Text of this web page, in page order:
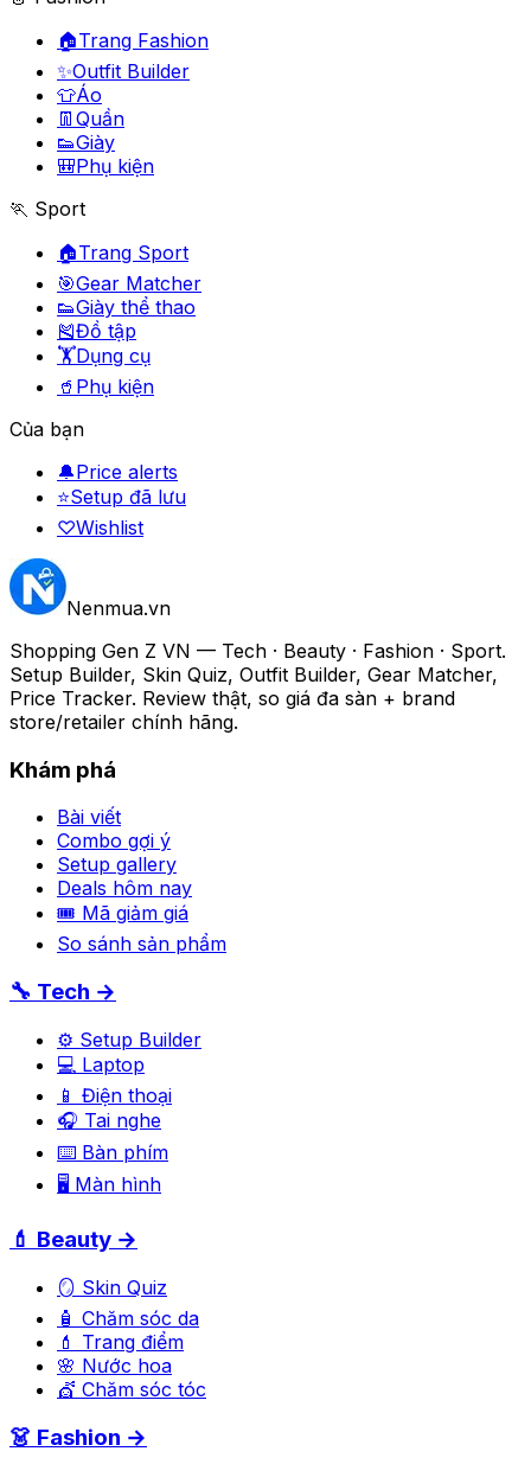
🏠Trang Fashion
✨Outfit Builder
👕Áo
👖 Quần
👟Giày
🎒Phụ kiện
🏃 Sport
🏠Trang Sport
🎯Gear Matcher
👟Giày thể thao
🎽Đồ tập
🏋️Dụng cụ
🥤 Phụ kiện
Của bạn
🔔Price alerts
⭐Setup đã lưu
♡Wishlist
Nenmua.vn
Shopping Gen Z VN — Tech · Beauty · Fashion · Sport.
Setup Builder, Skin Quiz, Outfit Builder, Gear Matcher,
Price Tracker. Review thật, so giá đa sàn + brand
store/retailer chính hãng.
Khám phá
Bài viết
Combo gợi ý
Setup gallery
Deals hôm nay
🎟 Mã giảm giá
So sánh sản phẩm
🔧 Tech →
⚙️ Setup Builder
💻 Laptop
📱 Điện thoại
🎧 Tai nghe
⌨️ Bàn phím
🖥️ Màn hình
💄 Beauty →
🪞 Skin Quiz
🧴 Chăm sóc da
💄 Trang điểm
🌸 Nước hoa
💇 Chăm sóc tóc
👗 Fashion →